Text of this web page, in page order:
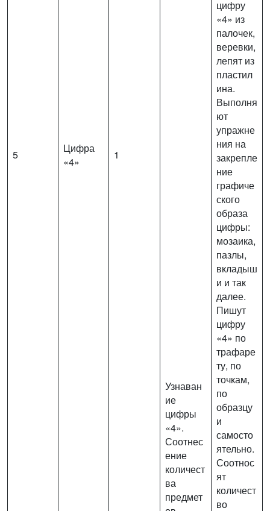
5
Цифра
«4»
1
Узнаван
ие
цифры
«4».
Соотнес
ение
количест
ва
предмет
цифру
«4» из
палочек,
веревки,
лепят из
пластил
ина.
Выполня
ют
упражне
ния на
закрепле
ние
графиче
ского
образа
цифры:
мозаика,
пазлы,
вкладыш
и и так
далее.
Пишут
цифру
«4» по
трафаре
ту, по
точкам,
по
образцу
и
самосто
ятельно.
Соотнос
ят
количест
во